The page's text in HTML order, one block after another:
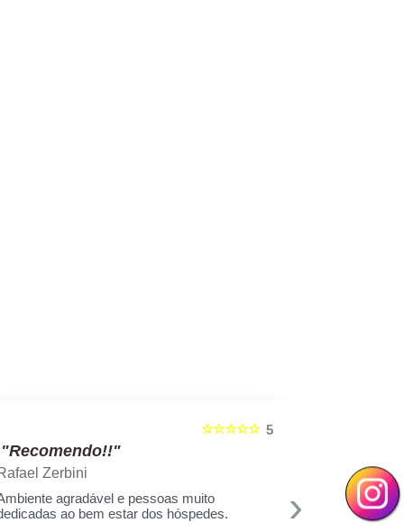
5
☆☆☆☆☆
"Recomendo!!"
Zerbini
agradável e pessoas muito
ao bem estar dos hóspedes.
Swellen
A melhor
e toda
›